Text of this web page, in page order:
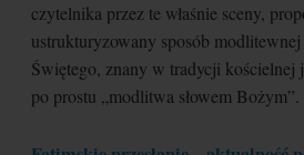
czytelnika przez te właśnie sceny,
ustrukturyzowany sposób
Świętego, znany w tradycji kościelnej
po prostu „modlitwa słowem Bożym”.